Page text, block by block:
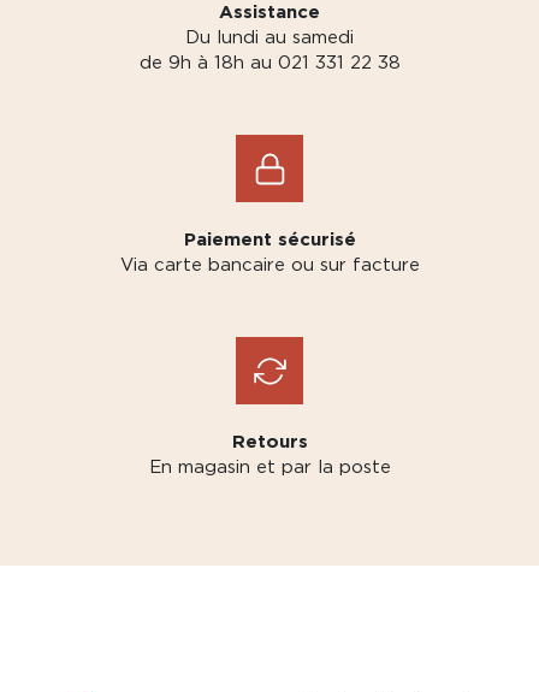
Assistance
Du lundi au samedi
de 9h à 18h au 021 331 22 38
Paiement sécurisé
Via carte bancaire ou sur facture
Retours
En magasin et par la poste